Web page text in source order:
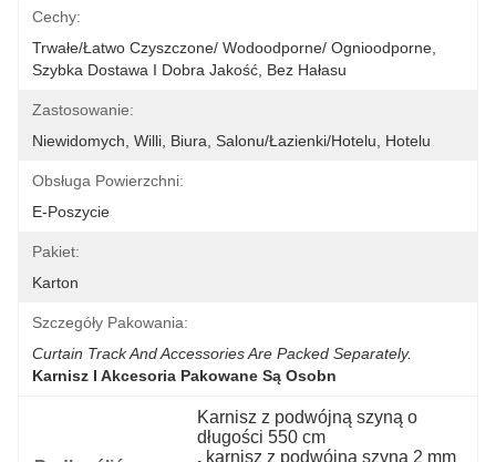
Cechy:
Trwałe/łatwo Czyszczone/ Wodoodporne/ Ognioodporne,
Szybka Dostawa I Dobra Jakość, Bez Hałasu
Zastosowanie:
Niewidomych, Willi, Biura, Salonu/łazienki/hotelu, Hotelu
Obsługa Powierzchni:
E-Poszycie
Pakiet:
Karton
Szczegóły Pakowania:
Curtain Track And Accessories Are Packed Separately.
Karnisz I Akcesoria Pakowane Są Osobn
Karnisz z podwójną szyną o
długości 550 cm
, karnisz z podwójną szyną 2 mm